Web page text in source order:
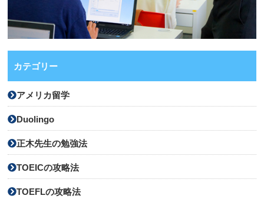
カテゴリー
アメリカ留学
Duolingo
正木先生の勉強法
TOEICの攻略法
TOEFLの攻略法